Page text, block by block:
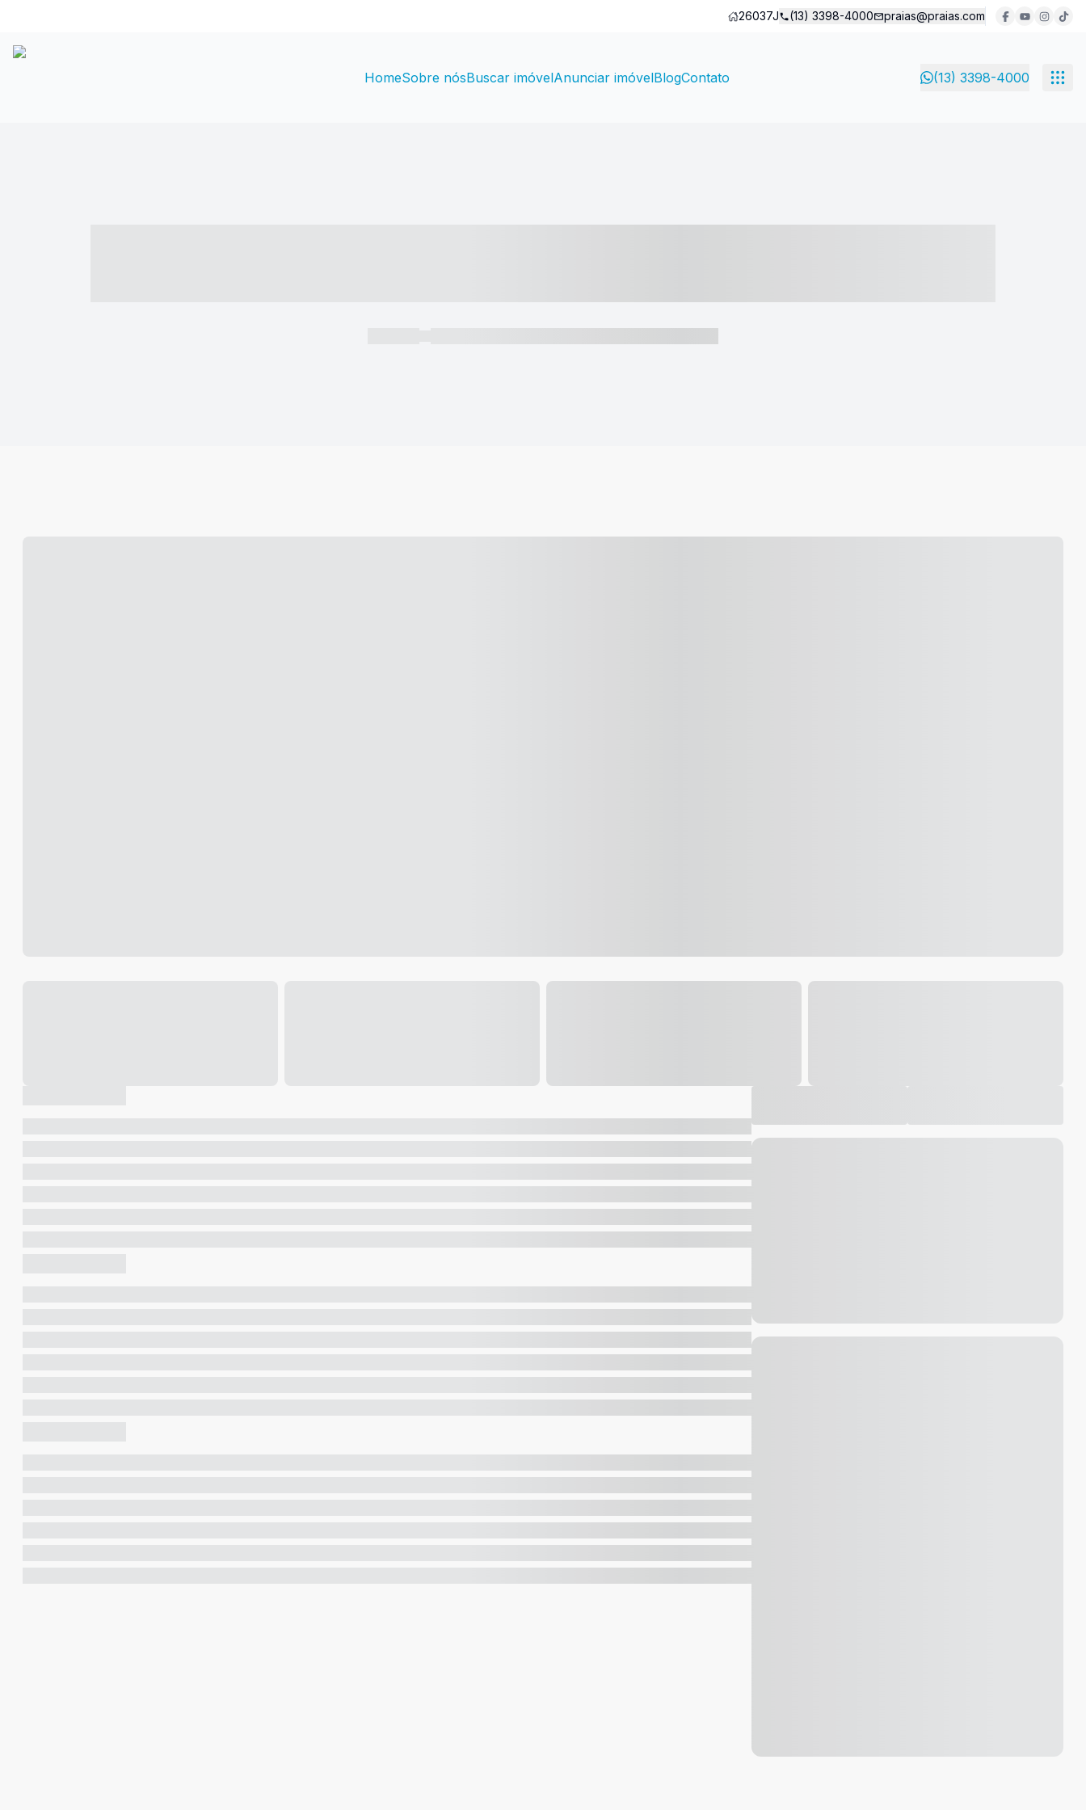
26037J (13) 3398-4000 praias@praias.com
HomeSobre nósBuscar imóvelAnunciar imóvelBlogContato (13) 3398-4000